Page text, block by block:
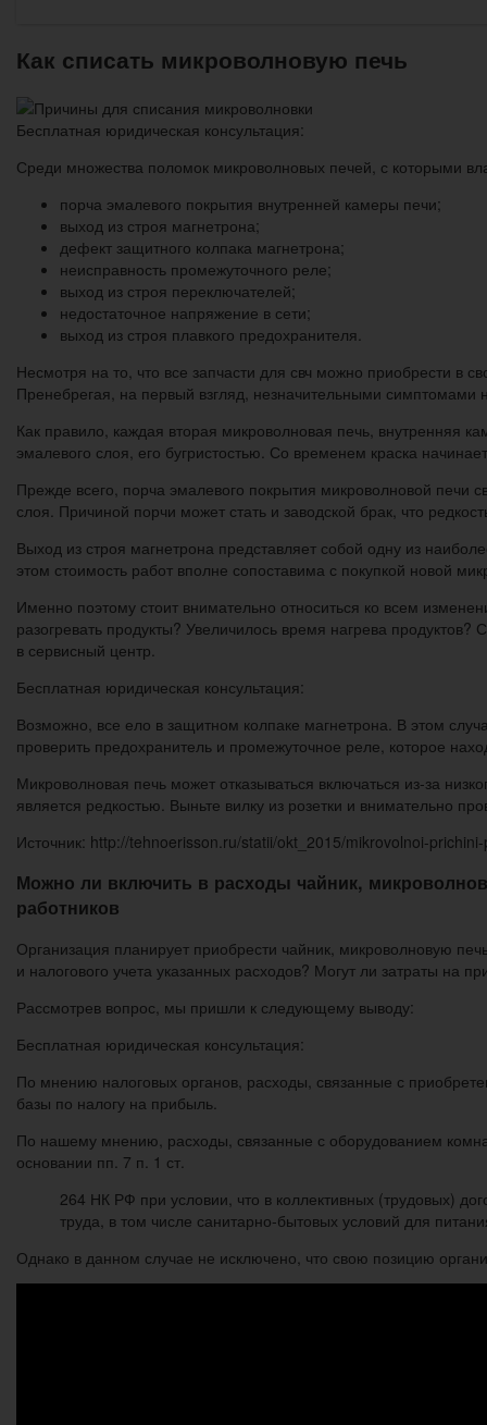
Как списать микроволновую печь
Бесплатная юридическая консультация:
Среди множества поломок микроволновых печей, с которыми
порча эмалевого покрытия внутренней камеры печи;
выход из строя магнетрона;
дефект защитного колпака магнетрона;
неисправность промежуточного реле;
выход из строя переключателей;
недостаточное напряжение в сети;
выход из строя плавкого предохранителя.
Несмотря на то, что все запчасти для свч можно приобрести в
Пренебрегая, на первый взгляд, незначительными
Как правило, каждая вторая микроволновая печь, внутренняя
эмалевого слоя, его бугристостью. Со временем краска
Прежде всего, порча эмалевого покрытия микроволновой печи
слоя. Причиной порчи может стать и заводской брак, что
Выход из строя магнетрона представляет собой одну из
этом стоимость работ вполне сопоставима с покупкой новой
Именно поэтому стоит внимательно относиться ко всем
разогревать продукты? Увеличилось время нагрева
в сервисный центр.
Бесплатная юридическая консультация:
Возможно, все ело в защитном колпаке магнетрона. В этом
проверить предохранитель и промежуточное реле, которое
Микроволновая печь может отказываться включаться из-за
является редкостью. Выньте вилку из розетки и внимательно
Источник: http://tehnoerisson.ru/statii/okt_2015/mikrovolnoi-
Можно ли включить в расходы чайник,
работников
Организация планирует приобрести чайник, микроволновую
и налогового учета указанных расходов? Могут ли затраты на
Рассмотрев вопрос, мы пришли к следующему выводу:
Бесплатная юридическая консультация:
По мнению налоговых органов, расходы, связанные с
базы по налогу на прибыль.
По нашему мнению, расходы, связанные с оборудованием
основании пп. 7 п. 1 ст.
264 НК РФ при условии, что в коллективных (трудовых)
труда, в том числе санитарно-бытовых условий для
Однако в данном случае не исключено, что свою позицию